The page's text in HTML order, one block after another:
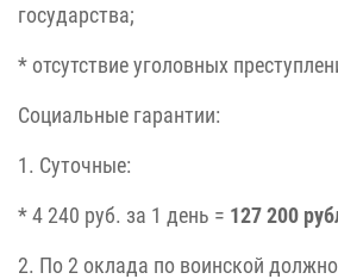
государства;
* отсутствие уголовных
Социальные гарантии:
1. Суточные:
* 4 240 руб. за 1 день = 127 200
2. По 2 оклада по воинской